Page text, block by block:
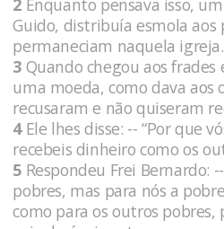
2 Enquanto pensava isso,
Guido, distribuía esmola aos
permaneciam naquela igreja.
3 Quando chegou aos frades
uma moeda, como dava aos
recusaram e não quiseram
4Ele lhes disse: -- “Por que
recebeis dinheiro como os
5 Respondeu Frei Bernardo:
pobres, mas para nós a
como para os outros pobres,